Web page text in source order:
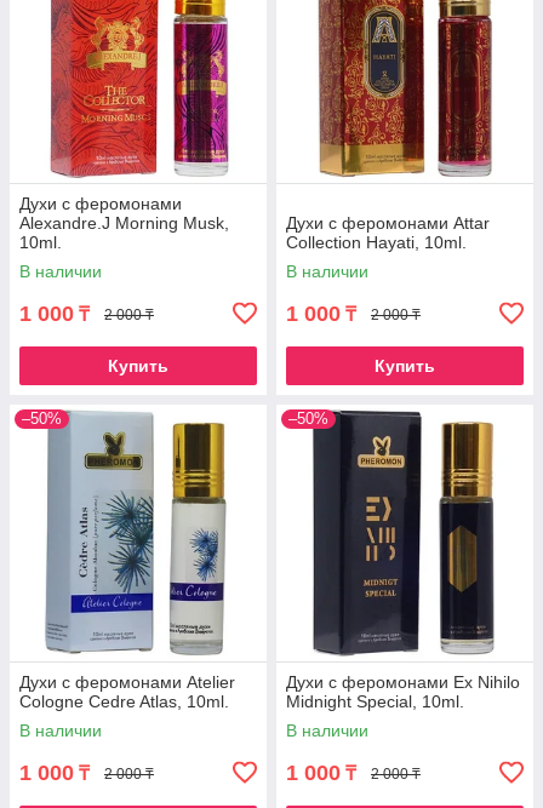
Духи с феромонами
Alexandre.J Morning Musk,
10ml.
В наличии
1 000 ₸ 2 000 ₸
Купить
Духи с феромонами Attar
Collection Hayati, 10ml.
В наличии
1 000 ₸ 2 000 ₸
Купить
–50%
Духи с феромонами Atelier
Cologne Cedre Atlas, 10ml.
В наличии
1 000 ₸ 2 000 ₸
–50%
Духи с феромонами Ex Nihilo
Midnight Special, 10ml.
В наличии
1 000 ₸ 2 000 ₸